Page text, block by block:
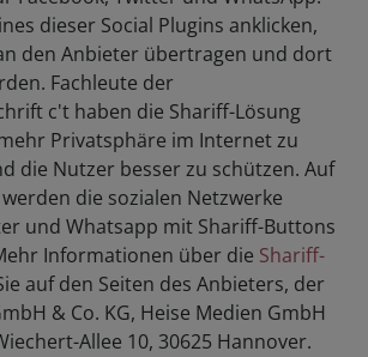
dieser Social Plugins anklicken,
den Anbieter übertragen und dort
Fachleute der
c't haben die Shariff-Lösung
Privatsphäre im Internet zu
die Nutzer besser zu schützen. Auf
die sozialen Netzwerke
und Whatsapp mit Shariff-Buttons
Informationen über die Shariff-
auf den Seiten des Anbieters, der
& Co. KG, Heise Medien GmbH
Allee 10, 30625 Hannover.